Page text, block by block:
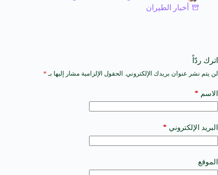
أخبار الطيران
اترك ردّاً
لن يتم نشر عنوان بريدك الإلكتروني. الحقول الإلزامية مشار إليها بـ *
الاسم *
البريد الإلكتروني *
الموقع
A
t
e
a
t
i
e
: